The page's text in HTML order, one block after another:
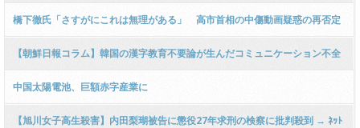
携するぞ！』幹事長会談で一致 ｗｗｗｗｗｗｗｗｗｗｗｗｗｗｗｗｗｗｗ
橋下徹氏「さすがにこれは無理がある」 高市首相の中傷動画疑惑の再否定
と「面識」の説明にぴしゃり指摘
【朝鮮日報コラム】韓国の漢字教育不要論が生んだコミュニケーション不全
中国太陽電池、巨額赤字産業に
【旭川女子高生殺害】内田梨瑚被告に懲役27年求刑の検察に批判殺到 → ﾈｯﾄ